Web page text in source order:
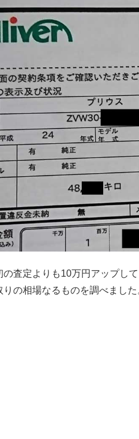
査定よりも10万円アップし
の相場なるものを調べました